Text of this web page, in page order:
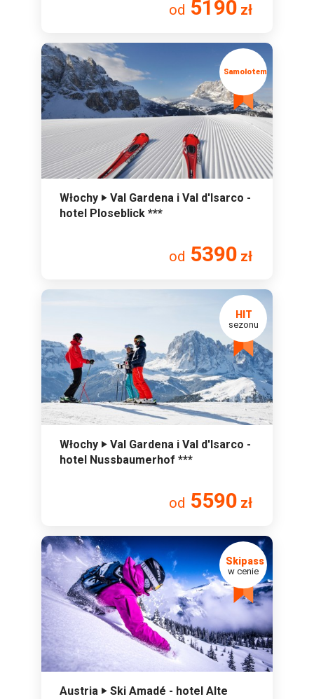
od 5190 zł
Włochy ‣ Val Gardena i Val d'Isarco -
hotel Ploseblick ***
od 5390 zł
Włochy ‣ Val Gardena i Val d'Isarco -
hotel Nussbaumerhof ***
od 5590 zł
Austria ‣ Ski Amadé - hotel Alte